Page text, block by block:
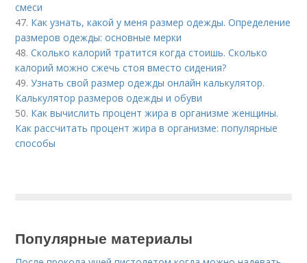
смеси
47. Как узнать, какой у меня размер одежды. Определение
размеров одежды: основные мерки
48.Сколько калорий тратится когда стоишь. Сколько
калорий можно сжечь стоя вместо сидения?
49.Узнать свой размер одежды онлайн калькулятор.
Калькулятор размеров одежды и обуви
50. Как вычислить процент жира в организме женщины.
Как рассчитать процент жира в организме: популярные
способы
Популярные материалы